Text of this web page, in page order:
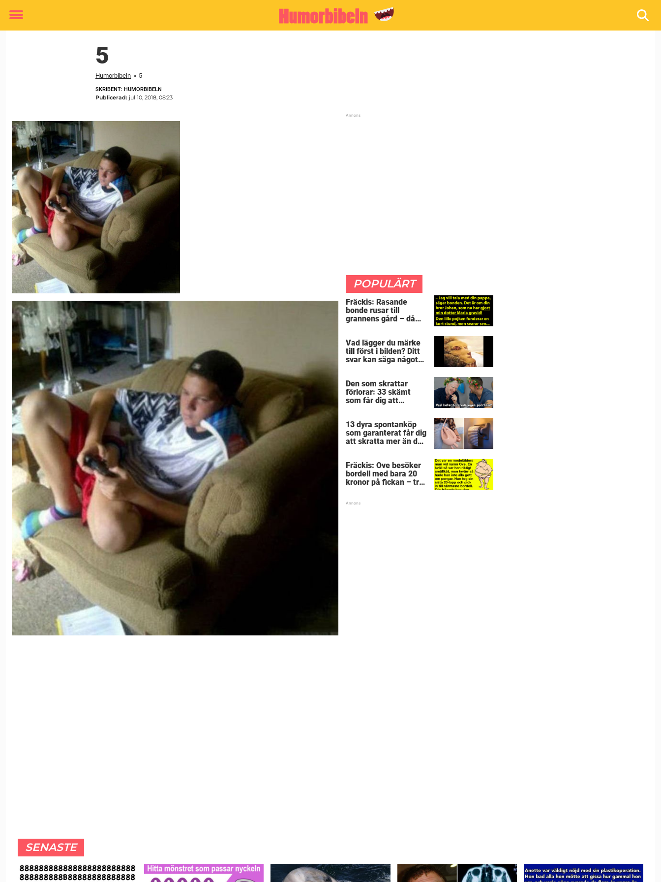
Toggle
5
Humorbibeln » 5
SKRIBENT: HUMORBIBELN
Publicerad: jul 10, 2018, 08:23
POPULÄRT
Fräckis: Rasande
bonde rusar till
grannens gård – då
mållös
Vad lägger du märke
till först i bilden? Ditt
svar kan säga något
Den som skrattar
förlorar: 33 skämt
som får dig att
13 dyra spontanköp
som garanterat får dig
att skratta mer än du
Fräckis: Ove besöker
bordell med bara 20
kronor på fickan – tre
SENASTE